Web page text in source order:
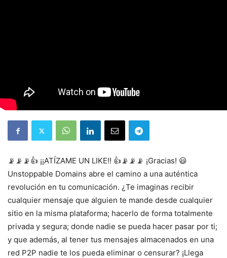
📡📡📡👍 ¡¡ATÍZAME UN LIKE!! 👍📡📡📡 ¡Gracias! 😃
Unstoppable Domains abre el camino a una auténtica
revolución en tu comunicación. ¿Te imaginas recibir
cualquier mensaje que alguien te mande desde cualquier
sitio en la misma plataforma; hacerlo de forma totalmente
privada y segura; donde nadie se pueda hacer pasar por ti;
y que además, al tener tus mensajes almacenados en una
red P2P nadie te los pueda eliminar o censurar? ¡Llega